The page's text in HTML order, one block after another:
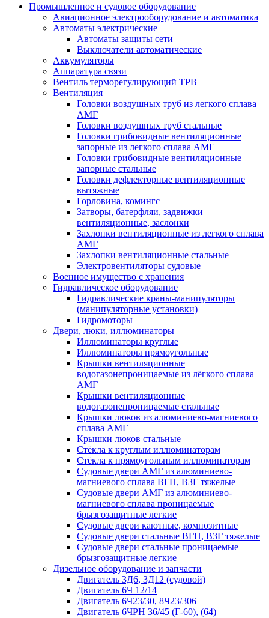
Промышленное и судовое оборудование
Авиационное электрооборудование и автоматика
Автоматы электрические
Автоматы защиты сети
Выключатели автоматические
Аккумуляторы
Аппаратура связи
Вентиль терморегулирующий ТРВ
Вентиляция
Головки воздушных труб из легкого сплава
АМГ
Головки воздушных труб стальные
Головки грибовидные вентиляционные
запорные из легкого сплава АМГ
Головки грибовидные вентиляционные
запорные стальные
Головки дефлекторные вентиляционные
вытяжные
Горловина, комингс
Затворы, батерфляи, задвижки
вентиляционные, заслонки
Захлопки вентиляционные из легкого сплава
АМГ
Захлопки вентиляционные стальные
Электровентиляторы судовые
Военное имущество с хранения
Гидравлическое оборудование
Гидравлические краны-манипуляторы
(манипуляторные установки)
Гидромоторы
Двери, люки, иллюминаторы
Иллюминаторы круглые
Иллюминаторы прямоугольные
Крышки вентиляционные
водогазонепроницаемые из лёгкого сплава
АМГ
Крышки вентиляционные
водогазонепроницаемые стальные
Крышки люков из алюминиево-магниевого
сплава АМГ
Крышки люков стальные
Стёкла к круглым иллюминаторам
Стёкла к прямоугольным иллюминаторам
Судовые двери АМГ из алюминиево-
магниевого сплава ВГН, ВЗГ тяжелые
Судовые двери АМГ из алюминиево-
магниевого сплава проницаемые
брызгозащитные легкие
Судовые двери каютные, композитные
Судовые двери стальные ВГН, ВЗГ тяжелые
Судовые двери стальные проницаемые
брызгозащитные легкие
Дизельное оборудование и запчасти
Двигатель 3Д6, 3Д12 (судовой)
Двигатель 6Ч 12/14
Двигатель 6Ч23/30, 8Ч23/306
Двигатель 6ЧРН 36/45 (Г-60), (64)